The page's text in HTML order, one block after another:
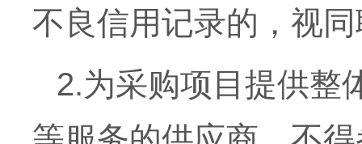
不良信用记录的，视
2.为采购项目提供整